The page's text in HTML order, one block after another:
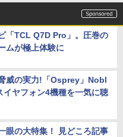
「TCL Q7D Pro」。圧巻の
ムが極上体験に
威の実力!「Osprey」Nobl
ヤフォン4機種を一気に聴
眼の大特集！ 見どころ記事